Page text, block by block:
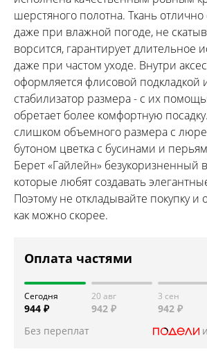
шерстяного полотна. Ткань отлично
даже при влажной погоде, не
ворсится, гарантирует длительное
даже при частом уходе. Внутри
оформляется флисовой подкладкой
стабилизатор размера - с их
обретает более комфортную
слишком объемного размера с
бутоном цветка с бусинами и
Берет «Гайлейн»
которые любят создавать
Поэтому не откладывайте покупку и
как можно скорее.
Оплата частями
Сегодня
944 ₽
20 авг
942 ₽
3 сен
942 ₽
Без переплат